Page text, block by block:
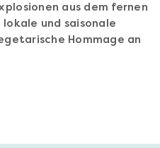
aus dem fernen
lokale und saisonale
Hommage an